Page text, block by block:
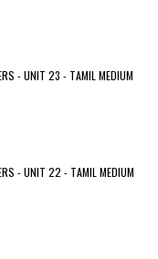
- UNIT 23 - TAMIL MEDIUM
- UNIT 22 - TAMIL MEDIUM